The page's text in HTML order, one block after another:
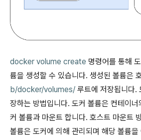
docker volume create 명령어를 통해
륨을 생성할 수 있습니다. 생성된 볼륨은
b/docker/volumes/ 루트에 저장됩니다.
장하는 방법입니다. 도커 볼륨은 컨테이
커 볼륨과 마운트 합니다. 호스트 마운트
볼륨은 도커에 의해 관리되며 해당 볼륨